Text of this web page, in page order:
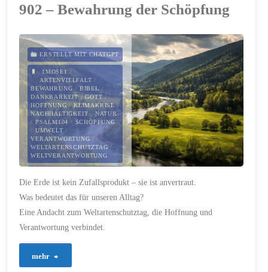
902 – Bewahrung der Schöpfung
ERSTELLT MIT CHATGPT
1MOSE1
/
ARTENVIELFALT /
BEWAHRUNG / BIBEL /
DANKBARKEIT/GOTT/
HOFFNUNG / KLIMAKRISE/
NACHHALTIGKEIT / NATUR
/ PSALM104 / SCHÖPFUNG
/ UMWELT /
VERANTWORTUNG /
WELTARTENSCHUTZTAG /
WELTVERANTWORTUNG
Die Erde ist kein Zufallsprodukt – sie ist anvertraut.
Was bedeutet das für unseren Alltag?
Eine Andacht zum Weltartenschutztag, die Hoffnung und
Verantwortung verbindet.
mehr